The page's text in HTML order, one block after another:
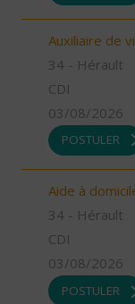
Auxiliaire de
34 - Hérault
CDI
03/08/2026
POSTULER
Aide à
34 - Hérault
CDI
03/08/2026
POSTULER